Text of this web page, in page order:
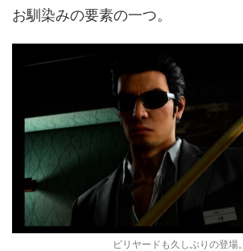
お馴染みの要素の一つ。
ビリヤードも久しぶりの登場。